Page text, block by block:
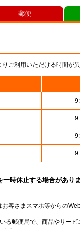
ご利用いただける時間が
時休止する場合がありま
客さまスマホ等からの
る郵便局で、商品やサービ
郵便